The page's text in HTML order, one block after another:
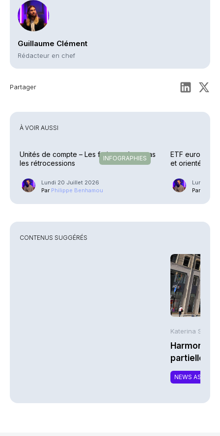
Guillaume Clément
Rédacteur en chef
Partager
À VOIR AUSSI
INFOGRAPHIES
Unités de compte – Les frais reculent, pas
les rétrocessions
Lundi 20 Juillet 2026
Par Philippe Benhamou
ETF
et orientés
Lundi 13
Par
CONTENUS SUGGÉRÉS
Katerina
Harmonie
partielle du
MTCAT
NEWS